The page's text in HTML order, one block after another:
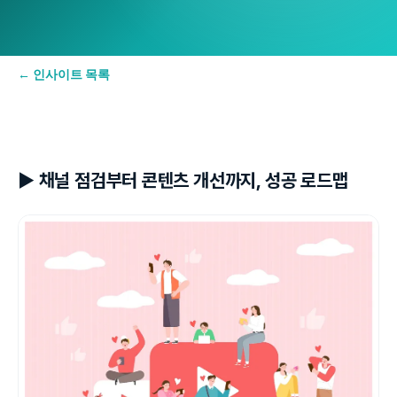
← 인사이트 목록
▶ 채널 점검부터 콘텐츠 개선까지, 성공 로드맵